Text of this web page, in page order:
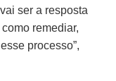
ser a resposta
remediar,
processo”,